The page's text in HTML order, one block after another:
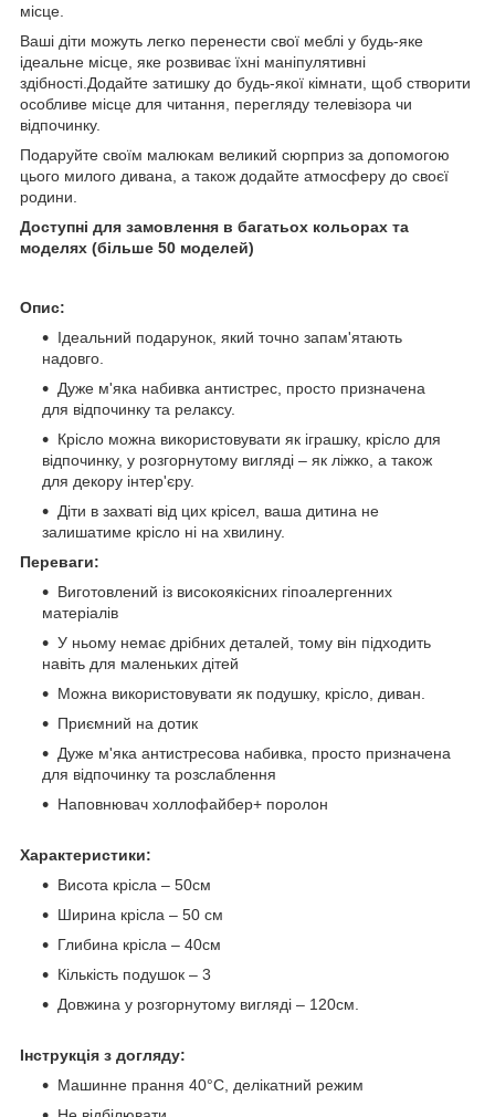
місце.
Ваші діти можуть легко перенести свої меблі у будь-яке
ідеальне місце, яке розвиває їхні маніпулятивні
здібності.Додайте затишку до будь-якої кімнати, щоб створити
особливе місце для читання, перегляду телевізора чи
відпочинку.
Подаруйте своїм малюкам великий сюрприз за допомогою
цього милого дивана, а також додайте атмосферу до своєї
родини.
Доступні для замовлення в багатьох кольорах та
моделях (більше 50 моделей)
Опис:
Ідеальний подарунок, який точно запам'ятають
надовго.
Дуже м'яка набивка антистрес, просто призначена
для відпочинку та релаксу.
Крісло можна використовувати як іграшку, крісло для
відпочинку, у розгорнутому вигляді – як ліжко, а також
для декору інтер'єру.
Діти в захваті від цих крісел, ваша дитина не
залишатиме крісло ні на хвилину.
Переваги:
Виготовлений із високоякісних гіпоалергенних
матеріалів
У ньому немає дрібних деталей, тому він підходить
навіть для маленьких дітей
Можна використовувати як подушку, крісло, диван.
Приємний на дотик
Дуже м'яка антистресова набивка, просто призначена
для відпочинку та розслаблення
Наповнювач холлофайбер+ поролон
Характеристики:
Висота крісла – 50см
Ширина крісла – 50 см
Глибина крісла – 40см
Кількість подушок – 3
Довжина у розгорнутому вигляді – 120см.
Інструкція з догляду:
Машинне прання 40°С, делікатний режим